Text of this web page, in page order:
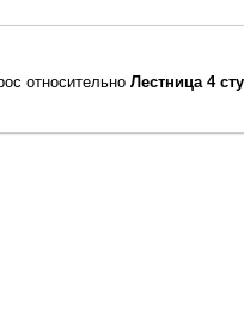
относительно Лестница 4